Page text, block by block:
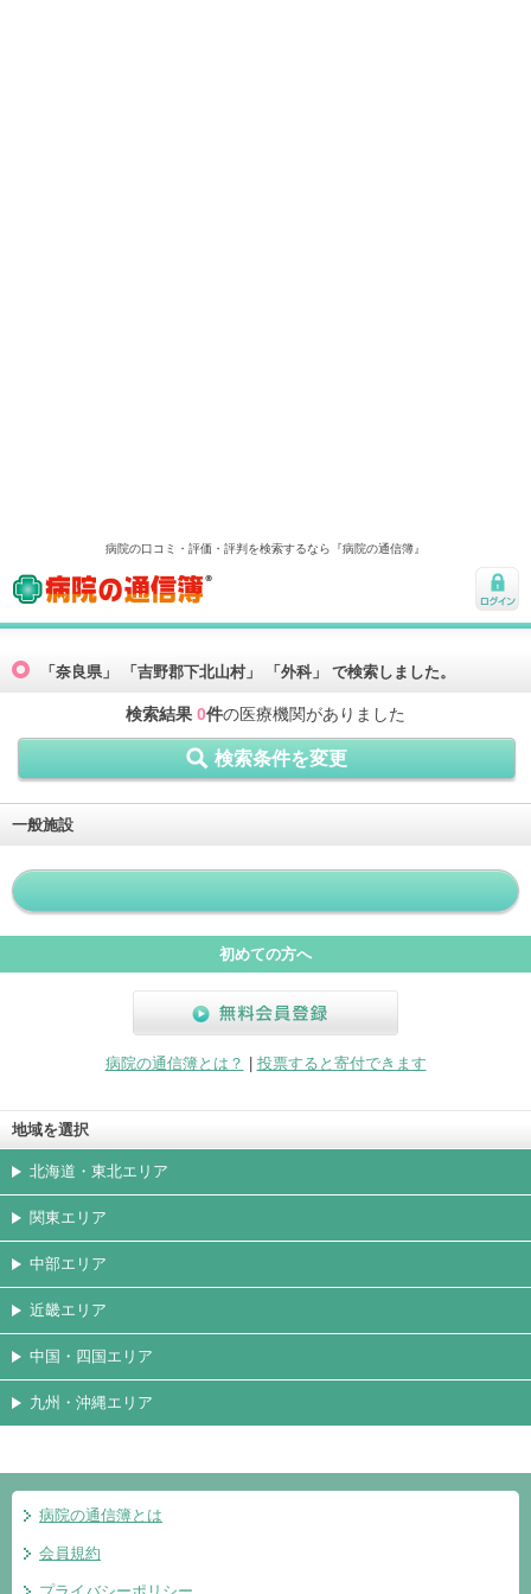
病院の口コミ・評価・評判を検索するなら『病院の通信簿』
病院の通信簿
ログ
「奈良県」 「吉野郡下北山村」 「外科」 で検索しました。
検索結果 0件の医療機関がありました
検索条件を変更
一般施設
初めての方へ
病院の通信簿とは？
投票すると寄付できます
地域を選択
北海道・東北エリア
関東エリア
中部エリア
近畿エリア
中国・四国エリア
九州・沖縄エリア
病院の通信簿とは
会員規約